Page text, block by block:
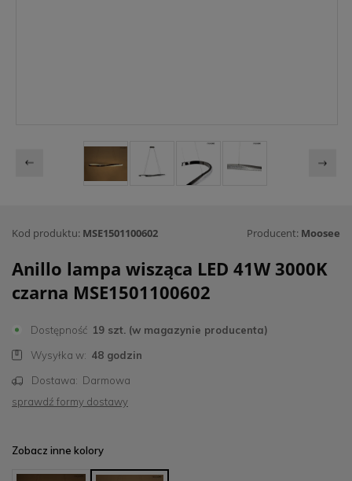
Kod produktu: MSE1501100602 Producent: Moosee
Anillo lampa wisząca LED 41W 3000K
czarna MSE1501100602
Dostępność 19 szt. (w magazynie producenta)
Wysyłka w: 48 godzin
Dostawa: Darmowa
sprawdź formy dostawy
Zobacz inne kolory